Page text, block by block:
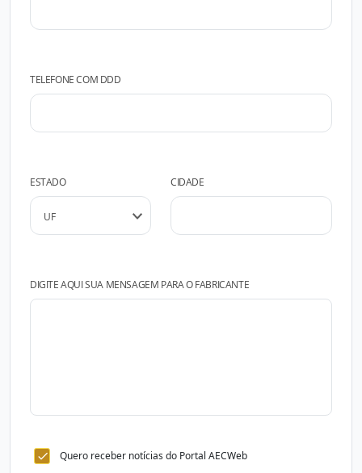
TELEFONE COM DDD
ESTADO CIDADE
DIGITE AQUI SUA MENSAGEM PARA O FABRICANTE
Quero receber notícias do Portal AECWeb